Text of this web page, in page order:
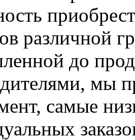
различной
до
мы
самые